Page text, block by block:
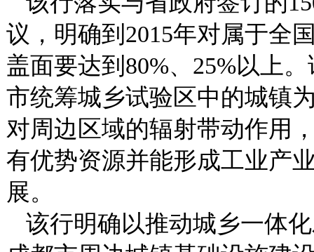
议，明确到2015年对属于全
盖面要达到80%、25%以上
市统筹城乡试验区中的城镇
对周边区域的辐射带动作用
有优势资源并能形成工业产
展。
该行明确以推动城乡一体